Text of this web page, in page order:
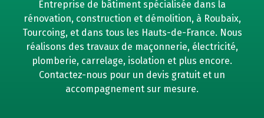
Entreprise de bâtiment spécialisée dans la
rénovation, construction et démolition, à Roubaix,
Tourcoing, et dans tous les Hauts-de-France. Nous
réalisons des travaux de maçonnerie, électricité,
plomberie, carrelage, isolation et plus encore.
Contactez-nous pour un devis gratuit et un
accompagnement sur mesure.